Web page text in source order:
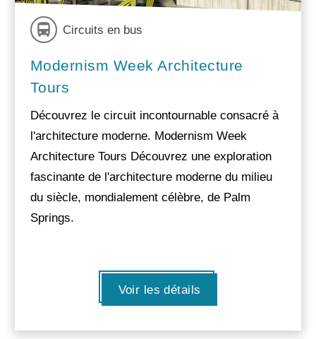
Circuits en bus
Modernism Week Architecture
Tours
Découvrez le circuit incontournable consacré à
l'architecture moderne. Modernism Week
Architecture Tours Découvrez une exploration
fascinante de l'architecture moderne du milieu
du siècle, mondialement célèbre, de Palm
Springs.
Voir les détails